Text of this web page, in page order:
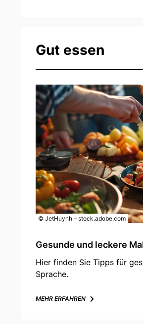
© JetHuynh – stock.adobe.com
Gut essen
Gesunde und leckere
Hier finden Sie Tipps für
Sprache.
MEHR ERFAHREN